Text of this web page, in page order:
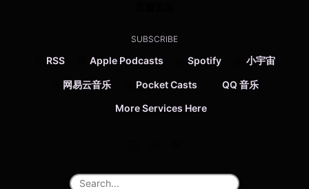
SUBSCRIBE
RSS Apple Podcasts Spotify 小宇宙
网易云音乐 Pocket Casts QQ 音乐
More Services Here